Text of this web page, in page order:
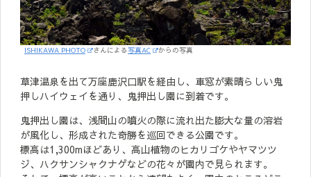
ISHIKAWA PHOTO さんによる写真AC からの写真
草津温泉を出て万座鹿沢口駅を経由し、車窓が素晴らしい鬼
押しハイウェイを通り、鬼押出し園に到着です。
鬼押出し園は、浅間山の噴火の際に流れ出た膨大な量の溶岩
が風化し、形成された奇勝を巡回できる公園です。
標高は1,300mほどあり、高山植物のヒカリゴケやヤマツツ
ジ、ハクサンシャクナゲなどの花々が園内で見られます。